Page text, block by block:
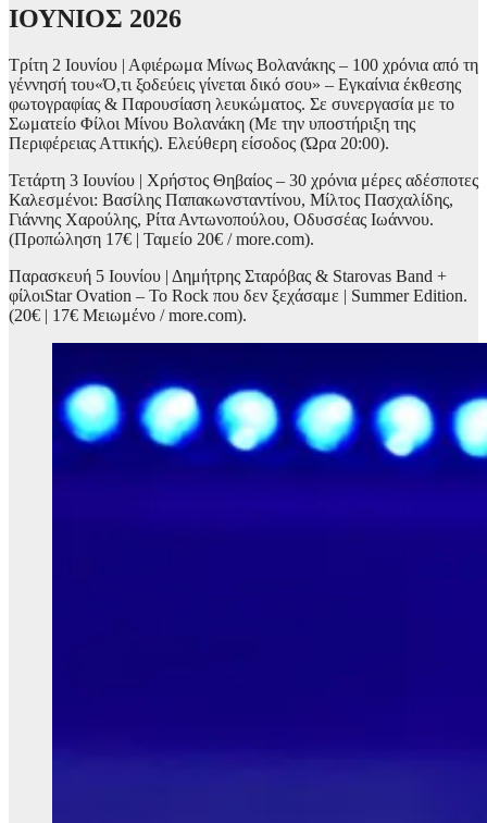
ΙΟΥΝΙΟΣ 2026
Τρίτη 2 Ιουνίου | Αφιέρωμα Μίνως Βολανάκης – 100 χρόνια από τη
γέννησή του«Ό,τι ξοδεύεις γίνεται δικό σου» – Εγκαίνια έκθεσης
φωτογραφίας & Παρουσίαση λευκώματος. Σε συνεργασία με το
Σωματείο Φίλοι Μίνου Βολανάκη (Με την υποστήριξη της
Περιφέρειας Αττικής). Ελεύθερη είσοδος (Ώρα 20:00).
Τετάρτη 3 Ιουνίου | Χρήστος Θηβαίος – 30 χρόνια μέρες αδέσποτες
Καλεσμένοι: Βασίλης Παπακωνσταντίνου, Μίλτος Πασχαλίδης,
Γιάννης Χαρούλης, Ρίτα Αντωνοπούλου, Οδυσσέας Ιωάννου.
(Προπώληση 17€ | Ταμείο 20€ / more.com).
Παρασκευή 5 Ιουνίου | Δημήτρης Σταρόβας & Starovas Band +
φίλοιStar Ovation – Το Rock που δεν ξεχάσαμε | Summer Edition.
(20€ | 17€ Μειωμένο / more.com).